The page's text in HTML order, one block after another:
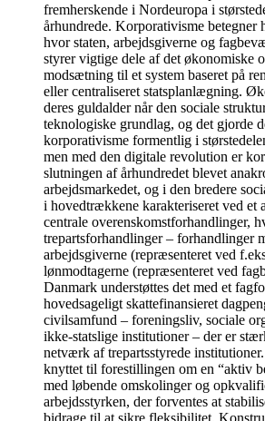
fremherskende i Nordeuropa i
århundrede. Korporativisme betegner
hvor staten, arbejdsgiverne og
styrer vigtige dele af det økonomiske
modsætning til et system baseret på
eller centraliseret statsplanlægning.
deres guldalder når den sociale
teknologiske grundlag, og det gjorde
korporativisme formentlig i
men med den digitale revolution er
slutningen af århundredet blevet
arbejdsmarkedet, og i den bredere
i hovedtrækkene karakteriseret ved et
centrale overenskomstforhandlinger,
trepartsforhandlinger – forhandlinger
arbejdsgiverne (repræsenteret ved
lønmodtagerne (repræsenteret ved
Danmark understøttes det med et
hovedsageligt skattefinansieret
civilsamfund – foreningsliv, sociale
ikke-statslige institutioner – der er
netværk af trepartsstyrede
knyttet til forestillingen om en “aktiv
med løbende omskolinger og
arbejdsstyrken, der forventes at